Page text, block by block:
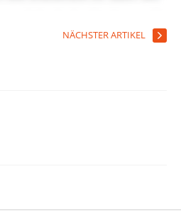
NÄCHSTER ARTIKEL